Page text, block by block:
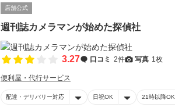
店舗公式
週刊誌カメラマンが始めた探偵社
3.27 口コミ 2件 写真 1枚
便利屋・代行サービス
配達・デリバリー対応 日祝OK 21時以降OK